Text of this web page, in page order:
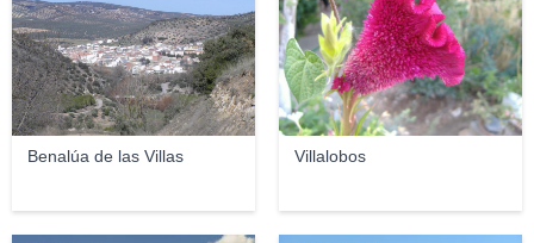
Benalúa de las Villas Villalobos